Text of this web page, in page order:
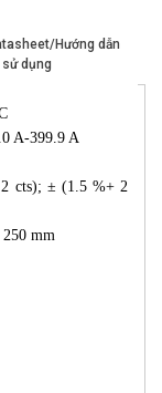
Hướng dẫn
sử dụng
A-399.9 A
cts); ± (1.5 %+ 2
mm